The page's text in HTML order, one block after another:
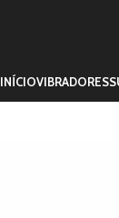
INÍCIOVIBRADORES